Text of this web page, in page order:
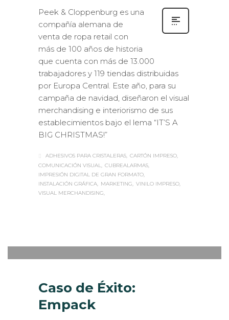
Peek & Cloppenburg es una
compañía alemana de
venta de ropa retail con
más de 100 años de historia
que cuenta con más de 13.000
trabajadores y 119 tiendas distribuidas
por Europa Central. Este año, para su
campaña de navidad, diseñaron el visual
merchandising e interiorismo de sus
establecimientos bajo el lema “IT’S A
BIG CHRISTMAS!”
ADHESIVOS PARA CRISTALERAS CARTÓN IMPRESO
COMUNICACIÓN VISUAL
CUBREALARMAS
IMPRESIÓN DIGITAL DE GRAN FORMATO
INSTALACIÓN GRÁFICA
MARKETING
VINILO IMPRESO
VISUAL MERCHANDISING
Caso de Éxito:
Empack